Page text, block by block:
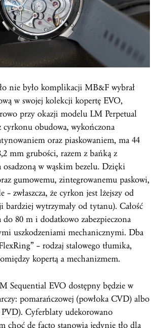
nie było komplikacji MB&F wybrał
w swojej kolekcji kopertę EVO,
przy okazji modelu LM Perpetual
obudowa, wykończona
oraz piaskowaniem, ma 44
mm grubości, razem z bańką z
osadzoną w wąskim bezelu. Dzięki
gumowemu, zintegrowanemu paskowi,
– zwłaszcza, że cyrkon jest lżejszy od
bardziej wytrzymały od tytanu). Całość
do 80 m i dodatkowo zabezpieczona
uszkodzeniami mechanicznymi. Dba
– rodzaj stalowego tłumika,
kopertą a mechanizmem.
Sequential EVO dostępny będzie w
pomarańczowej (powłoka CVD) albo
PVD). Cyferblaty udekorowano
choć de facto stanowią jedynie tło dla